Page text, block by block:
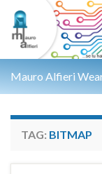
Mauro Alfieri
TAG: BITMAP